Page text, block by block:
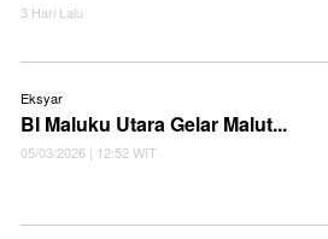
3 Hari Lalu
Eksyar
BI Maluku Utara Gelar Malut...
05/03/2026 | 12:52 WIT